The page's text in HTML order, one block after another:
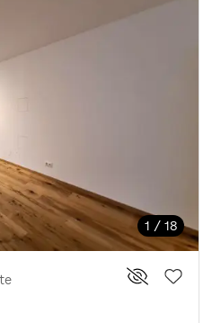
1 / 18